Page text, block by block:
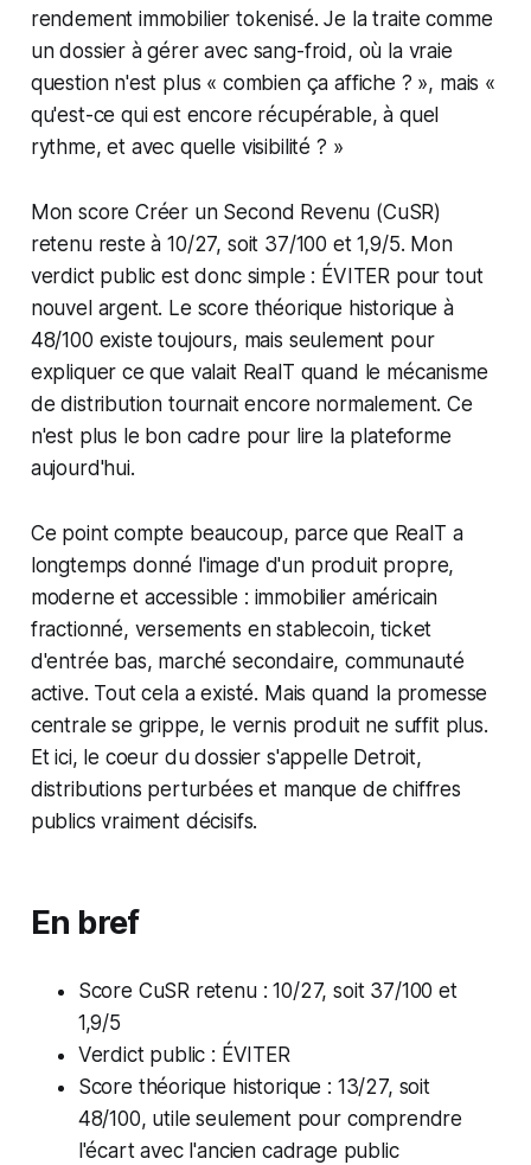
rendement immobilier tokenisé. Je la traite comme
un dossier à gérer avec sang-froid, où la vraie
question n'est plus « combien ça affiche ? », mais «
qu'est-ce qui est encore récupérable, à quel
rythme, et avec quelle visibilité ? »
Mon score Créer un Second Revenu (CuSR)
retenu reste à 10/27, soit 37/100 et 1,9/5. Mon
verdict public est donc simple : ÉVITER pour tout
nouvel argent. Le score théorique historique à
48/100 existe toujours, mais seulement pour
expliquer ce que valait RealT quand le mécanisme
de distribution tournait encore normalement. Ce
n'est plus le bon cadre pour lire la plateforme
aujourd'hui.
Ce point compte beaucoup, parce que RealT a
longtemps donné l'image d'un produit propre,
moderne et accessible : immobilier américain
fractionné, versements en stablecoin, ticket
d'entrée bas, marché secondaire, communauté
active. Tout cela a existé. Mais quand la promesse
centrale se grippe, le vernis produit ne suffit plus.
Et ici, le coeur du dossier s'appelle Detroit,
distributions perturbées et manque de chiffres
publics vraiment décisifs.
En bref
Score CuSR retenu : 10/27, soit 37/100 et
1,9/5
Verdict public : ÉVITER
Score théorique historique : 13/27, soit
48/100, utile seulement pour comprendre
l'écart avec l'ancien cadrage public